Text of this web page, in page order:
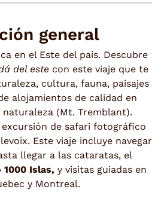
general
en el Este del país. Descubre
del este con este viaje que te
cultura, fauna, paisajes
alojamientos de calidad en
naturaleza (Mt. Tremblant).
de safari fotográfico
Este viaje incluye navegar
llegar a las cataratas, el
1000 Islas, y visitas guiadas en
y Montreal.